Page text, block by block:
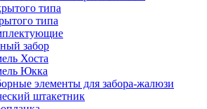
типа
типа
забор
Хоста
Юкка
элементы для забора-жалюзи
штакетник